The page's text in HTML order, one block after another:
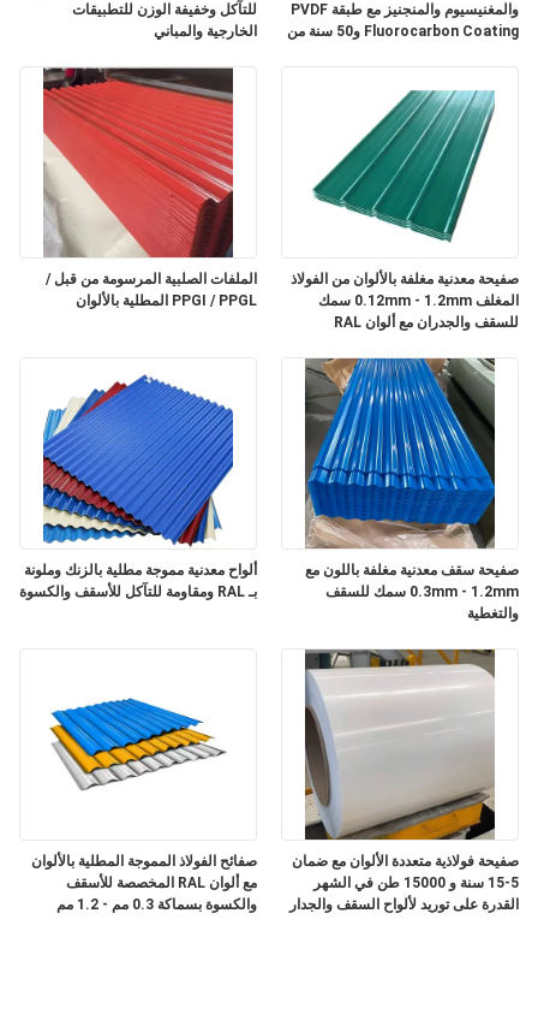
للتآكل وخفيفة الوزن للتطبيقات
الخارجية والمباني
والمغنيسيوم والمنجنيز مع طبقة PVDF
Fluorocarbon Coating و50 سنة من
الملفات الصلبية المرسومة من قبل /
PPGI / PPGL المطلية بالألوان
صفيحة معدنية مغلفة بالألوان من الفولاذ
المغلف 0.12mm - 1.2mm سمك
للسقف والجدران مع ألوان RAL
ألواح معدنية مموجة مطلية بالزنك وملونة
بـ RAL ومقاومة للتآكل للأسقف والكسوة
صفيحة سقف معدنية مغلفة باللون مع
0.3mm - 1.2mm سمك للسقف
والتغطية
صفائح الفولاذ المموجة المطلية بالألوان
مع ألوان RAL المخصصة للأسقف
والكسوة بسماكة 0.3 مم - 1.2 مم
صفيحة فولاذية متعددة الألوان مع ضمان
5-15 سنة و 15000 طن في الشهر
القدرة على توريد لألواح السقف والجدار